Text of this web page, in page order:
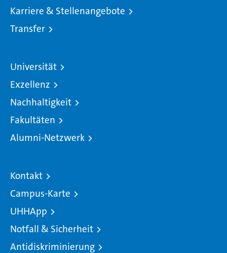
Karriere & Stellenangebote
Transfer
Universität
Exzellenz
Nachhaltigkeit
Fakultäten
Alumni-Netzwerk
Kontakt
Campus-Karte
UHHApp
Notfall & Sicherheit
Antidiskriminierung